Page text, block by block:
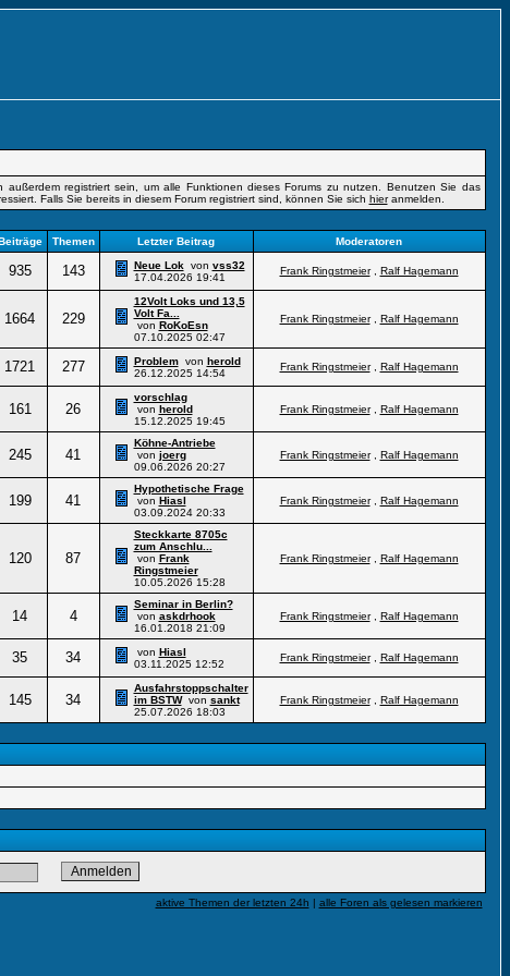
registriert sein, um alle Funktionen dieses Forums zu nutzen. Benutzen Sie das
Falls Sie bereits in diesem Forum registriert sind, können Sie sich hieranmelden.
Themen Letzter Beitrag Moderatoren
935 143 Neue Lokvon vss32
17.04.2026 19:41
Frank Ringstmeier, Ralf Hagemann
1664 229
12Volt Loks und 13,5
Volt Fa...
von RoKoEsn
07.10.2025 02:47
Frank Ringstmeier, Ralf Hagemann
1721 277 Problemvon herold
26.12.2025 14:54
Frank Ringstmeier, Ralf Hagemann
161 26
vorschlag
von herold
15.12.2025 19:45
Frank Ringstmeier, Ralf Hagemann
245 41
Köhne-Antriebe
von joerg
09.06.2026 20:27
Frank Ringstmeier, Ralf Hagemann
199 41
Hypothetische Frage
von Hiasl
03.09.2024 20:33
Frank Ringstmeier, Ralf Hagemann
120 87
Steckkarte 8705c
zum Anschlu...
von Frank
Ringstmeier
10.05.2026 15:28
Frank Ringstmeier, Ralf Hagemann
14 4
Seminar in Berlin?
von askdrhook
16.01.2018 21:09
Frank Ringstmeier, Ralf Hagemann
35 34 von Hiasl
03.11.2025 12:52
Frank Ringstmeier, Ralf Hagemann
145 34
Ausfahrstoppschalter
im BSTWvon sankt
25.07.2026 18:03
Frank Ringstmeier, Ralf Hagemann
aktive Themen der letzten 24h | alle Foren als gelesen markieren